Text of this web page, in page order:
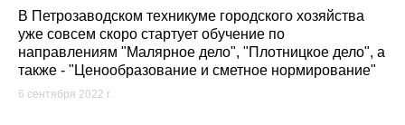
В Петрозаводском техникуме городского хозяйства
уже совсем скоро стартует обучение по
направлениям "Малярное дело", "Плотницкое дело", а
также - "Ценообразование и сметное нормирование"
6 сентября 2022 г.